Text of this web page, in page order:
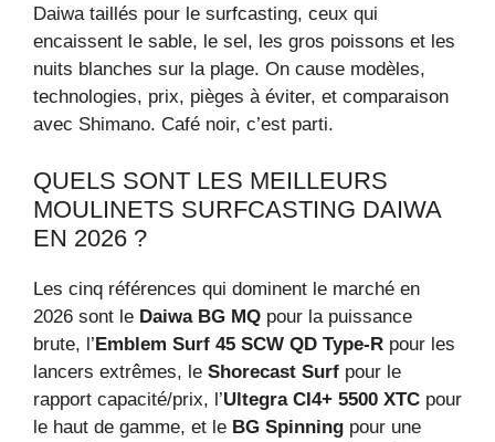
Daiwa taillés pour le surfcasting, ceux qui
encaissent le sable, le sel, les gros poissons et les
nuits blanches sur la plage. On cause modèles,
technologies, prix, pièges à éviter, et comparaison
avec Shimano. Café noir, c’est parti.
QUELS SONT LES MEILLEURS
MOULINETS SURFCASTING DAIWA
EN 2026 ?
Les cinq références qui dominent le marché en
2026 sont le Daiwa BG MQ pour la puissance
brute, l’Emblem Surf 45 SCW QD Type-R pour les
lancers extrêmes, le Shorecast Surf pour le
rapport capacité/prix, l’Ultegra CI4+ 5500 XTC pour
le haut de gamme, et le BG Spinning pour une